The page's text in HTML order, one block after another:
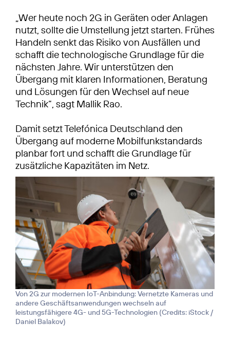
„Wer heute noch 2G in Geräten oder Anlagen
nutzt, sollte die Umstellung jetzt starten. Frühes
Handeln senkt das Risiko von Ausfällen und
schafft die technologische Grundlage für die
nächsten Jahre. Wir unterstützen den
Übergang mit klaren Informationen, Beratung
und Lösungen für den Wechsel auf neue
Technik“, sagt Mallik Rao.
Damit setzt Telefónica Deutschland den
Übergang auf moderne Mobilfunkstandards
planbar fort und schafft die Grundlage für
zusätzliche Kapazitäten im Netz.
Von 2G zur modernen IoT-Anbindung: Vernetzte Kameras und
andere Geschäftsanwendungen wechseln auf
leistungsfähigere 4G- und 5G-Technologien (Credits: iStock /
Daniel Balakov)